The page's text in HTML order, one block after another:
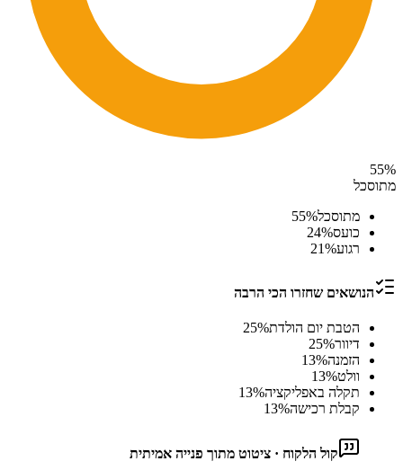
55%
מתוסכל
מתוסכל
55%
כועס
24%
רגוע
21%
הנושאים שחזרו הכי הרבה
הטבת יום הולדת 25%
דיוור
25%
הזמנה
13%
וולט
13%
תקלה באפליקציה
13%
קבלת רכישה
13%
קול הלקוח · ציטוט מתוך פנייה אמיתית